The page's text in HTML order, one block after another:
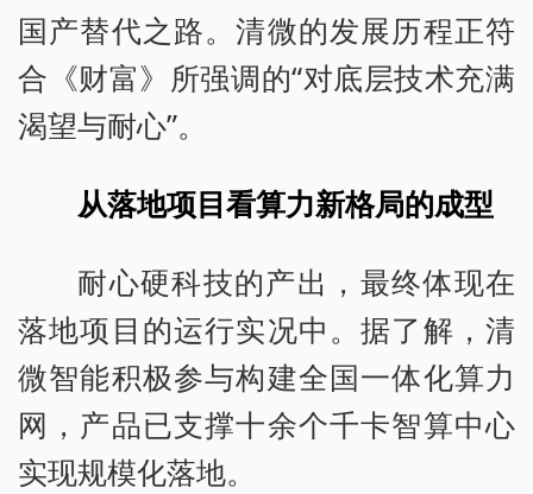
国产替代之路。清微的发展历程正符
合《财富》所强调的“对底层技术充满
渴望与耐心”。
从落地项目看算力新格局的成型
耐心硬科技的产出，最终体现在
落地项目的运行实况中。据了解，清
微智能积极参与构建全国一体化算力
网，产品已支撑十余个千卡智算中心
实现规模化落地。